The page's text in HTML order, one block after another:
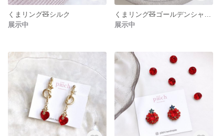
くまリング🧸シルク
展示中
展示中